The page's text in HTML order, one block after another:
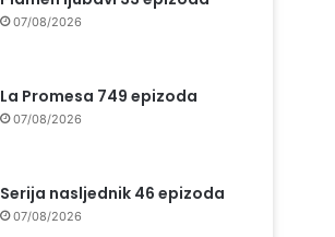
07/08/2026
La Promesa 749 epizoda
07/08/2026
Serija nasljednik 46 epizoda
07/08/2026